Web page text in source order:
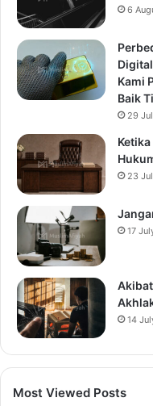
6
Kami
Baik
29
23
17
14
Most Viewed Posts